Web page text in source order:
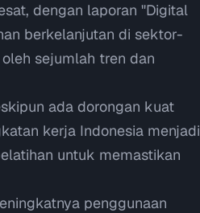
dengan laporan "Digital
berkelanjutan di sektor-
sejumlah tren dan
ada dorongan kuat
kerja Indonesia menjadi
untuk memastikan
penggunaan